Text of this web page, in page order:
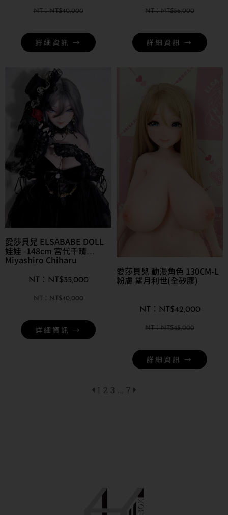
NT$40,000
詳細資訊 →
NT$56,000
詳細資訊 →
愛莎貝兒 ELSABABE DOLL
娃娃 -148cm 宮代千晴
Miyashiro Chiharu
NT$40,000
NT$35,000
詳細資訊 →
愛莎貝兒 動漫角色 130CM-L
粉膚 望月利世(全矽膠)
NT$45,000
NT$42,000
詳細資訊 →
1 2 3 7